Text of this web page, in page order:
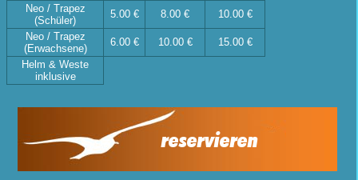
Neo / Trapez
(Schüler)
5.00 € 8.00 €
10.00 €
Neo / Trapez
(Erwachsene)
6.00 € 10.00 €
15.00 €
Helm & Weste
inklusive
reservieren